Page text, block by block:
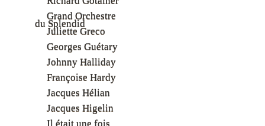
Grand Orchestre
du Splendid
Juliette Greco
Georges Guétary
Johnny Halliday
Françoise Hardy
Jacques Hélian
Jacques Higelin
Il était une fois